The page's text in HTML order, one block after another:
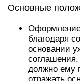
Основные
Оформление
благодаря
основании
должно ему